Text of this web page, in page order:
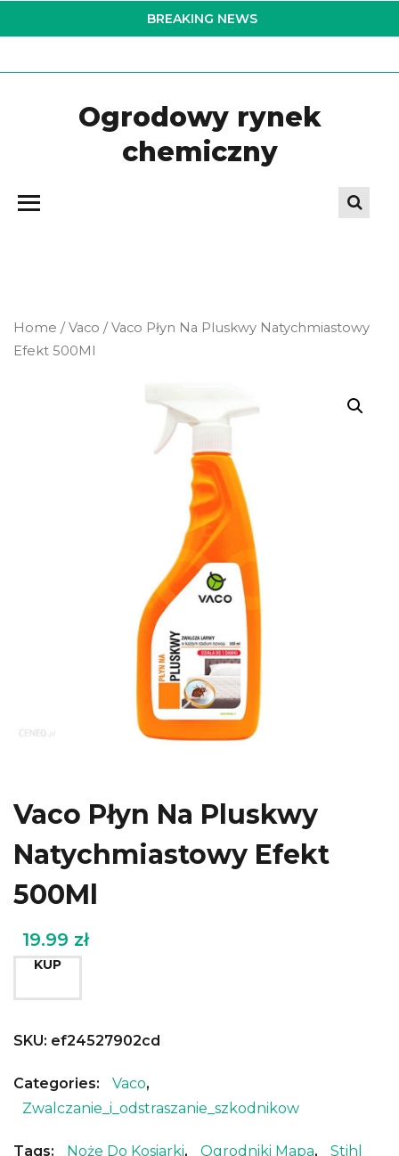
to
BREAKING NEWS
Ogrodowy rynek
chemiczny
Home /Vaco / Vaco Płyn Na Pluskwy Natychmiastowy
Efekt 500Ml
Vaco Płyn Na Pluskwy
Natychmiastowy Efekt
500Ml
19.99 zł
KUP
SKU: ef24527902cd
Categories: Vaco,
Zwalczanie_i_odstraszanie_szkodnikow
Tags: Noże Do Kosiarki, Ogrodniki Mapa,
Stihl